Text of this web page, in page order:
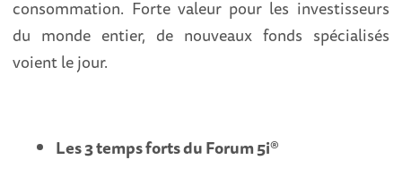
consommation. Forte valeur pour les investisseurs
du monde entier, de nouveaux fonds spécialisés
voient le jour.
Les 3 temps forts du Forum 5i®